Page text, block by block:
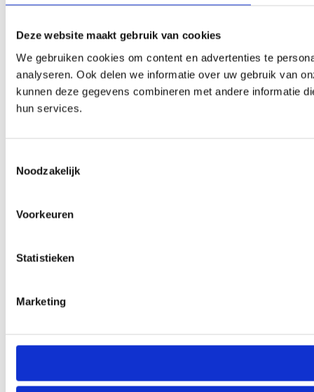
Deze website maakt gebruik van cookies
We gebruiken cookies om content en advertenties te
analyseren. Ook delen we informatie over uw gebruik van
kunnen deze gegevens combineren met andere informatie
hun services.
Noodzakelijk
Voorkeuren
Statistieken
Marketing